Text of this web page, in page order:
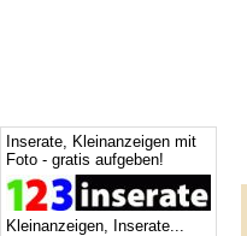
Inserate, Kleinanzeigen mit
Foto - gratis aufgeben!
Kleinanzeigen, Inserate...